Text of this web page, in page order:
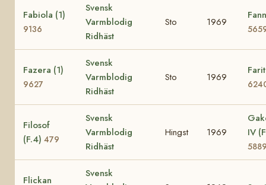
Fabiola (1)
9136
Svensk
Varmblodig
Ridhäst
Sto 1969
Fazera (1)
9627
Svensk
Varmblodig
Ridhäst
Sto 1969
Filosof
(F.4) 479
Svensk
Varmblodig
Ridhäst
Hingst 1969
IV
Flickan
Svensk